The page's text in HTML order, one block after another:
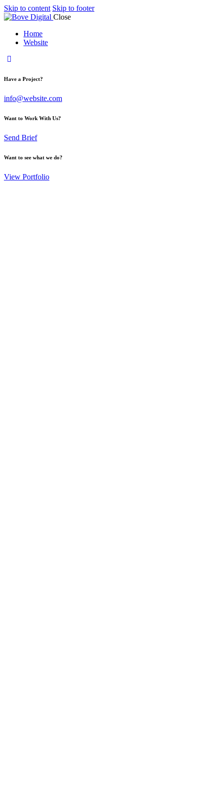
Skip to content Skip to footer
Close
Home
Website
Have a Project?
info@website.com
Want to Work With Us?
Send Brief
Want to see what we do?
View Portfolio